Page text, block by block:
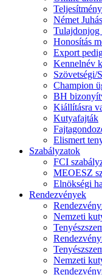
Német
Tulajdonjog
Honosítás
Export
Kennelnév
Szövetségi/
Champion
BH
Kiállításra
Kutyafajták
Elismert
Szabályzatok
FCI
MEOESZ
Elnökségi
Rendezvények
Nemzeti
Nemzeti